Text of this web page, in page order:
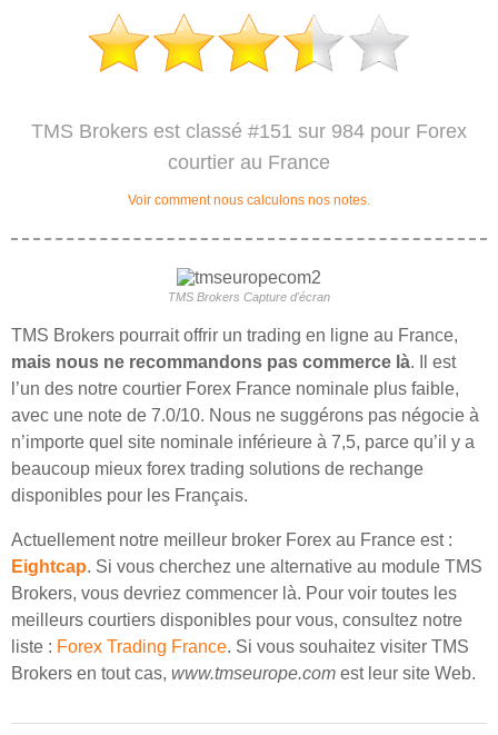
TMS Brokers est classé #151 sur 984 pour Forex
courtier au France
Voir comment nous calculons nos notes.
TMS Brokers Capture d'écran
TMS Brokers pourrait offrir un trading en ligne au France,
mais nous ne recommandons pas commerce là. Il est
l’un des notre courtier Forex France nominale plus faible,
avec une note de 7.0/10. Nous ne suggérons pas négocie à
n’importe quel site nominale inférieure à 7,5, parce qu’il y a
beaucoup mieux forex trading solutions de rechange
disponibles pour les Français.
Actuellement notre meilleur broker Forex au France est :
Eightcap. Si vous cherchez une alternative au module TMS
Brokers, vous devriez commencer là. Pour voir toutes les
meilleurs courtiers disponibles pour vous, consultez notre
liste : Forex Trading France. Si vous souhaitez visiter TMS
Brokers en tout cas, www.tmseurope.com est leur site Web.